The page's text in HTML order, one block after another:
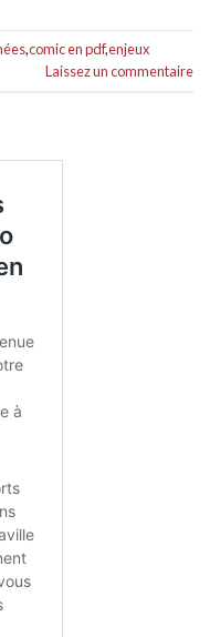
,comic en pdf,enjeux
Laissez un commentaire